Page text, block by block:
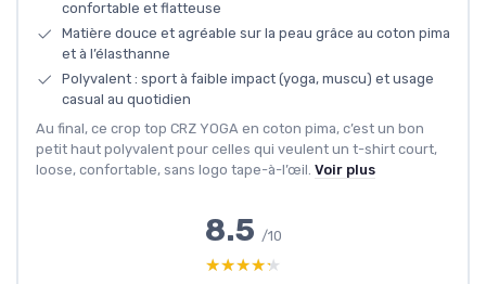
confortable et flatteuse
Matière douce et agréable sur la peau grâce au coton pima
et à l’élasthanne
Polyvalent : sport à faible impact (yoga, muscu) et usage
casual au quotidien
Au final, ce crop top CRZ YOGA en coton pima, c’est un bon
petit haut polyvalent pour celles qui veulent un t-shirt court,
loose, confortable, sans logo tape-à-l’œil. Voir plus
8.5 /10
★★★★★
★★★★★